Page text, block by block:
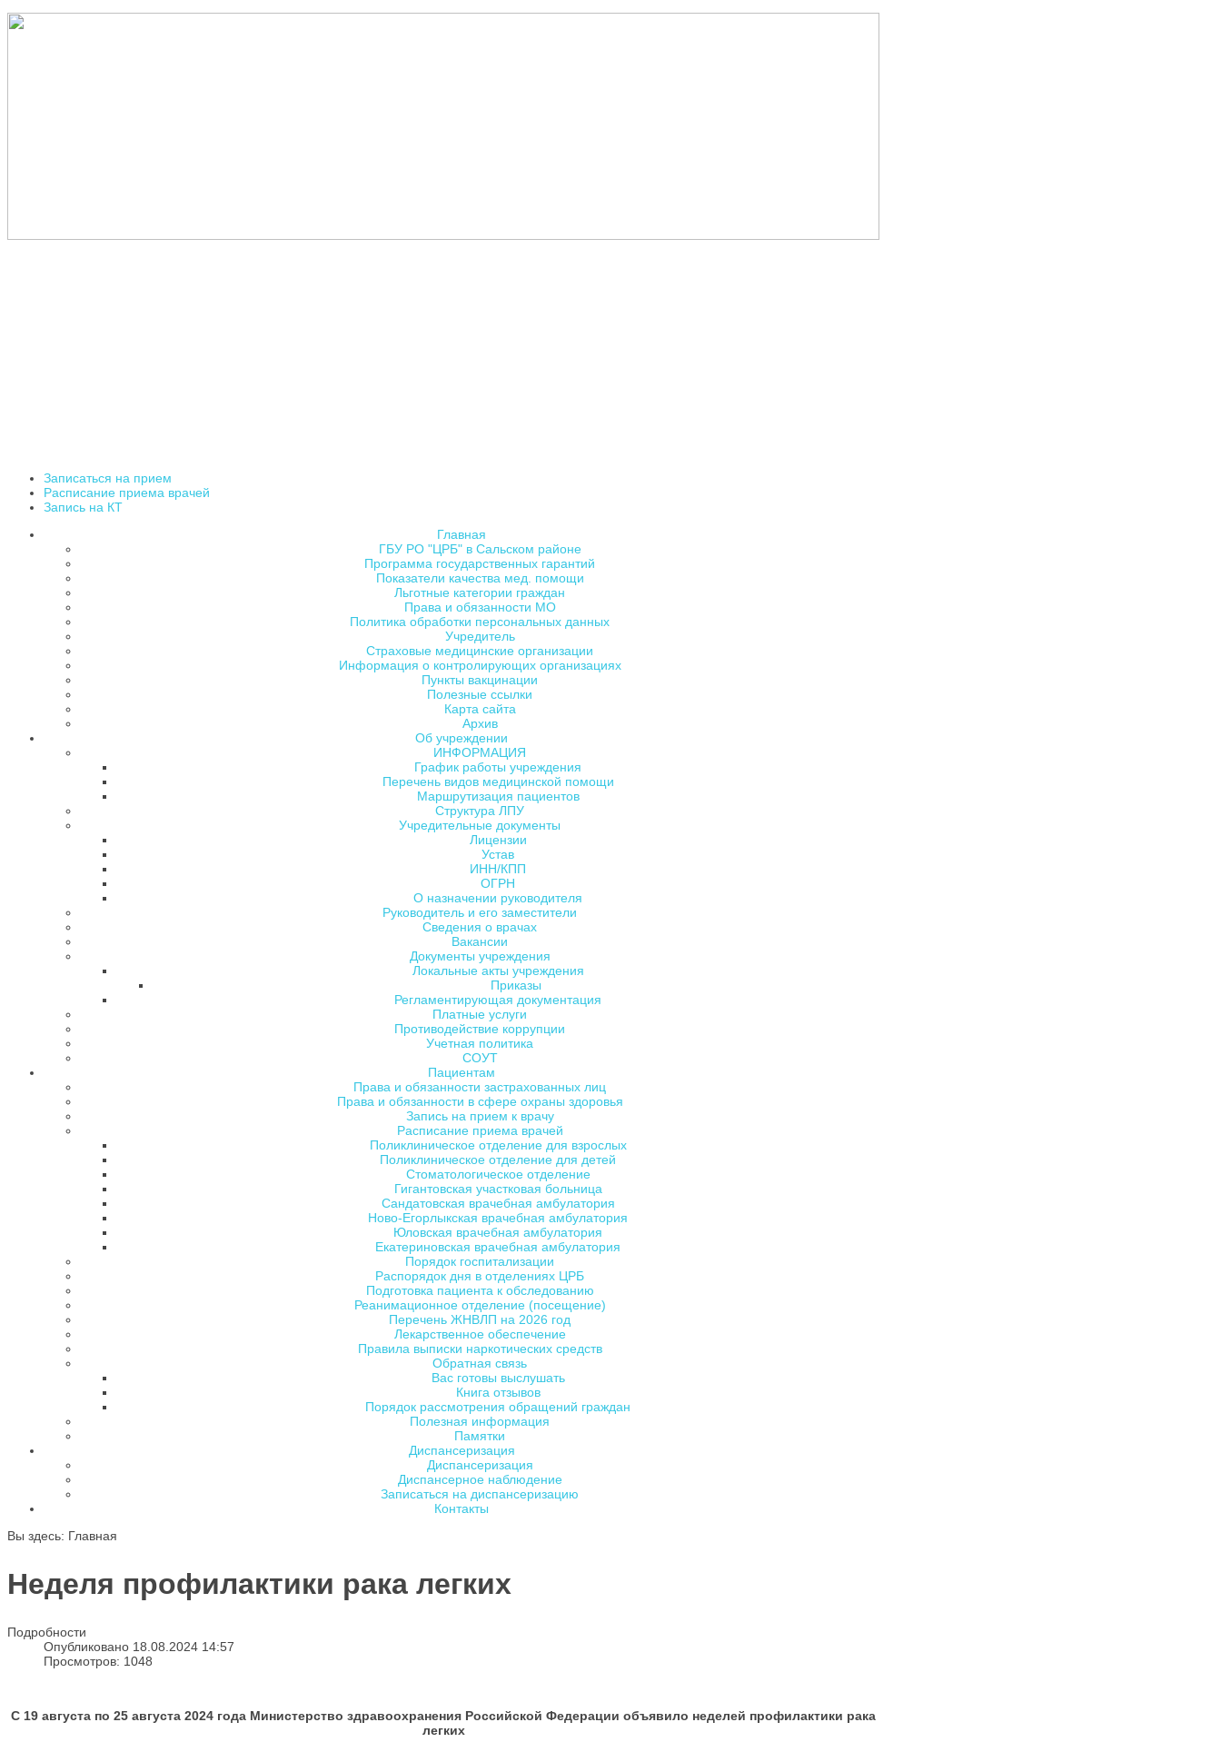
Записаться на прием
Расписание приема врачей
Запись на КТ
Главная
ГБУ РО "ЦРБ" в Сальском районе
Программа государственных гарантий
Показатели качества мед. помощи
Льготные категории граждан
Права и обязанности МО
Политика обработки персональных данных
Учредитель
Страховые медицинские организации
Информация о контролирующих организациях
Пункты вакцинации
Полезные ссылки
Карта сайта
Архив
Об учреждении
ИНФОРМАЦИЯ
График работы учреждения
Перечень видов медицинской помощи
Маршрутизация пациентов
Структура ЛПУ
Учредительные документы
Лицензии
Устав
ИНН/КПП
ОГРН
О назначении руководителя
Руководитель и его заместители
Сведения о врачах
Вакансии
Документы учреждения
Локальные акты учреждения
Приказы
Регламентирующая документация
Платные услуги
Противодействие коррупции
Учетная политика
СОУТ
Пациентам
Права и обязанности застрахованных лиц
Права и обязанности в сфере охраны здоровья
Запись на прием к врачу
Расписание приема врачей
Поликлиническое отделение для взрослых
Поликлиническое отделение для детей
Стоматологическое отделение
Гигантовская участковая больница
Сандатовская врачебная амбулатория
Ново-Егорлыкская врачебная амбулатория
Юловская врачебная амбулатория
Екатериновская врачебная амбулатория
Порядок госпитализации
Распорядок дня в отделениях ЦРБ
Подготовка пациента к обследованию
Реанимационное отделение (посещение)
Перечень ЖНВЛП на 2026 год
Лекарственное обеспечение
Правила выписки наркотических средств
Обратная связь
Вас готовы выслушать
Книга отзывов
Порядок рассмотрения обращений граждан
Полезная информация
Памятки
Диспансеризация
Диспансеризация
Диспансерное наблюдение
Записаться на диспансеризацию
Контакты
Вы здесь: Главная
Неделя профилактики рака легких
Подробности
Опубликовано 18.08.2024 14:57
Просмотров: 1048
С 19 августа по 25 августа 2024 года Министерство здравоохранения Российской Федерации объявило неделей профилактики рака
легких